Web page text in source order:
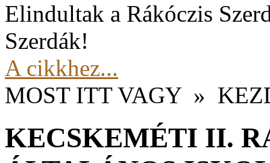
Elindultak a Rákóczis
Szerdák!
A cikkhez...
MOST ITT VAGY »
KECSKEMÉTI II.